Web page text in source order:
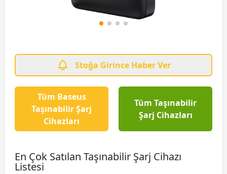
Stoğa Girince Haber Ver
Tüm Baseus
Taşınabilir Şarj
Cihazları
Tüm Taşınabilir
Şarj Cihazları
En Çok Satılan Taşınabilir Şarj Cihazı
Listesi